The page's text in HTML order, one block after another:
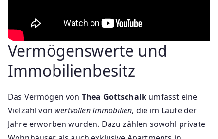
Vermögenswerte und
Immobilienbesitz
Das Vermögen von Thea Gottschalk umfasst eine
Vielzahl von wertvollen Immobilien, die im Laufe der
Jahre erworben wurden. Dazu zählen sowohl private